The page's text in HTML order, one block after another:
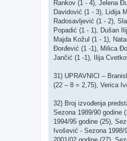
Rankov (1 - 4), Jelena
Davidović (1 - 3), Lidija
Radosavljević (1 - 2),
Popadić (1 - 1), Dušan
Majda Kožul (1 - 1),
Đorđević (1 -1), Milica
Jančić (1 -1), Ilija
31) UPRAVNICI –
(22 – 8 = 2,75), Verica
32) Broj izvođenja
Sezona 1989/90 godine
1994/95 godine (25),
Ivošević - Sezona